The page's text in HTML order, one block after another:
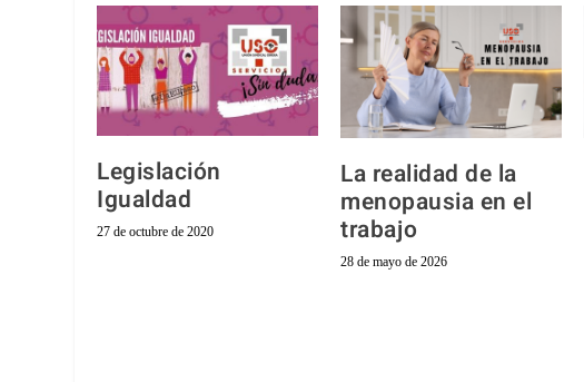
Legislación
Igualdad
27 de octubre de 2020
La realidad de la
menopausia en el
trabajo
28 de mayo de 2026